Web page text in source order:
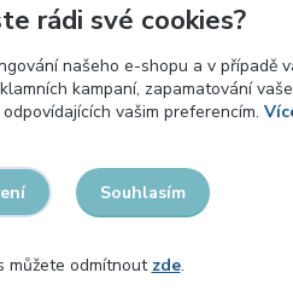
rádi své cookies?
našeho e-shopu a v případě
kampaní, zapamatování
vašim preferencím.
Souhlasím
můžete odmítnout zde.